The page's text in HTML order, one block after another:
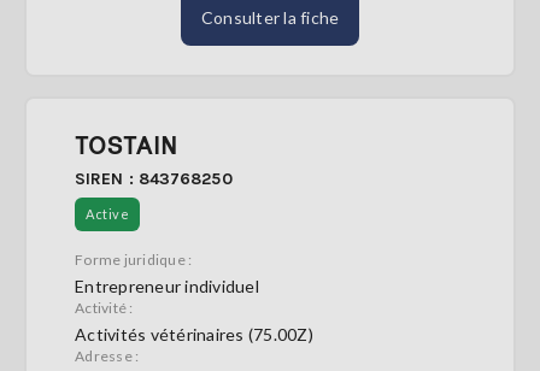
Consulter la fiche
TOSTAIN
SIREN : 843768250
Active
Forme juridique :
Entrepreneur individuel
Activité :
Activités vétérinaires (75.00Z)
Adresse :